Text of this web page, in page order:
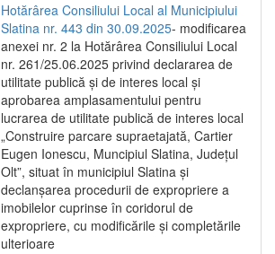
Hotărârea Consiliului Local al Municipiului
Slatina nr. 443 din 30.09.2025- modificarea
anexei nr. 2 la Hotărârea Consiliului Local
nr. 261/25.06.2025 privind declararea de
utilitate publică şi de interes local şi
aprobarea amplasamentului pentru
lucrarea de utilitate publică de interes local
„Construire parcare supraetajată, Cartier
Eugen Ionescu, Muncipiul Slatina, Judeţul
Olt”, situat în municipiul Slatina şi
declanşarea procedurii de expropriere a
imobilelor cuprinse în coridorul de
expropriere, cu modificările şi completările
ulterioare